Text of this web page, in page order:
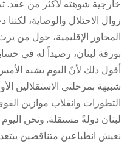
خارجية شوهته لأكثر من عقد.
زوال الاحتلال والوصاية،
المحاور الإقليمية، حول من
بورقة لبنان، رصيداً له في
أقول ذلك لأنّ اليوم يشبه
شبيهة بمرحلتي الاستقلالين
التطورات وانقلاب موازين
لبنان دولةً مستقلة. ونحن اليوم
نعيش انطباعين متناقضين